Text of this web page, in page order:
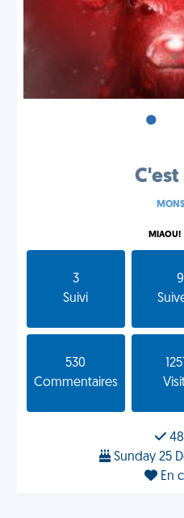
•
C'est
MIAOU!
3
Suivi
9
530
Commentaires
Sunday 25
En